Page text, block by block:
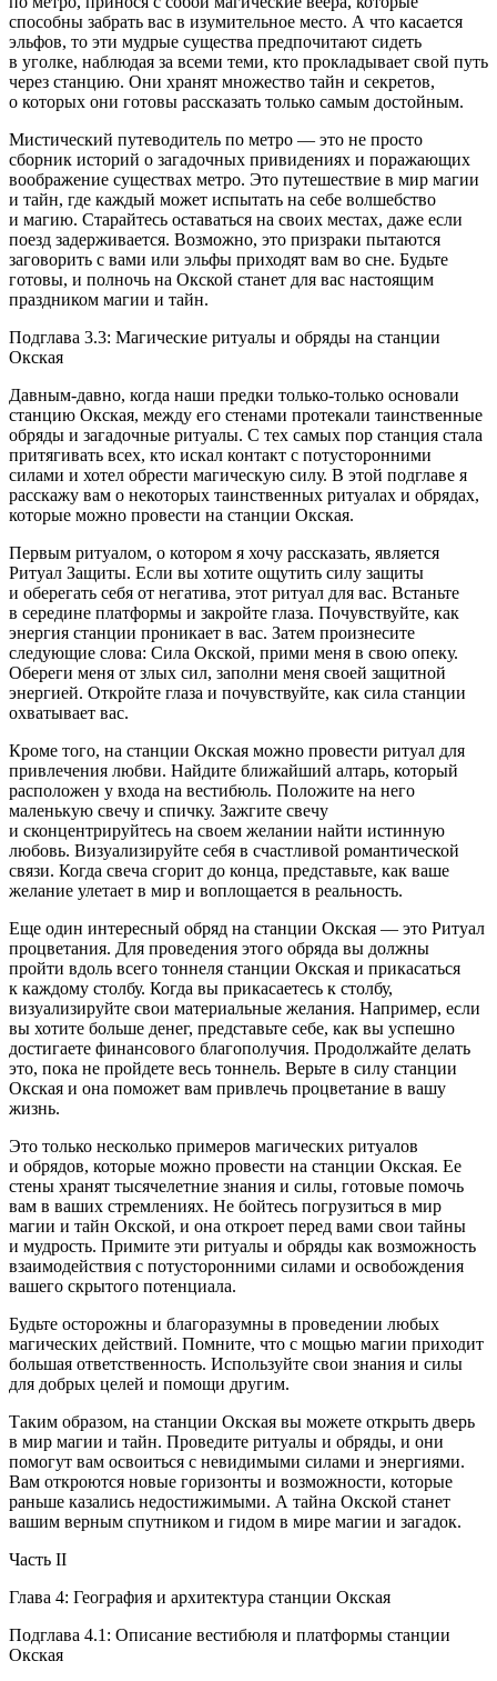
способны забрать вас в изумительное место. А что касается
эльфов, то эти мудрые существа предпочитают сидеть
в уголке, наблюдая за всеми теми, кто прокладывает свой путь
через станцию. Они хранят множество тайн и секретов,
о которых они готовы рассказать только самым достойным.
Мистический путеводитель по метро — это не просто
сборник историй о загадочных привидениях и поражающих
воображение существах метро. Это путешествие в мир магии
и тайн, где каждый может испытать на себе волшебство
и магию. Старайтесь оставаться на своих местах, даже если
поезд задерживается. Возможно, это призраки пытаются
заговорить с вами или эльфы приходят вам во сне. Будьте
готовы, и полночь на Окской станет для вас настоящим
праздником магии и тайн.
Подглава 3.3: Магические ритуалы и обряды на станции
Окская
Давным-давно, когда наши предки только-только основали
станцию Окская, между его стенами протекали таинственные
обряды и загадочные ритуалы. С тех самых пор станция стала
притягивать всех, кто искал контакт с потусторонними
силами и хотел обрести магическую силу. В этой подглаве я
расскажу вам о некоторых таинственных ритуалах и обрядах,
которые можно провести на станции Окская.
Первым ритуалом, о котором я хочу рассказать, является
Ритуал Защиты. Если вы хотите ощутить силу защиты
и оберегать себя от негатива, этот ритуал для вас. Встаньте
в середине платформы и закройте глаза. Почувствуйте, как
энергия станции проникает в вас. Затем произнесите
следующие слова: Сила Окской, прими меня в свою опеку.
Обереги меня от злых сил, заполни меня своей защитной
энергией. Откройте глаза и почувствуйте, как сила станции
охватывает вас.
Кроме того, на станции Окская можно провести ритуал для
привлечения любви. Найдите ближайший алтарь, который
расположен у входа на вестибюль. Положите на него
маленькую свечу и спичку. Зажгите свечу
и сконцентрируйтесь на своем желании найти истинную
любовь. Визуализируйте себя в счастливой романтической
связи. Когда свеча сгорит до конца, представьте, как ваше
желание улетает в мир и воплощается в реальность.
Еще один интересный обряд на станции Окская — это Ритуал
процветания. Для проведения этого обряда вы должны
пройти вдоль всего тоннеля станции Окская и прикасаться
к каждому столбу. Когда вы прикасаетесь к столбу,
визуализируйте свои материальные желания. Например, если
вы хотите больше денег, представьте себе, как вы успешно
достигаете финансового благополучия. Продолжайте делать
это, пока не пройдете весь тоннель. Верьте в силу станции
Окская и она поможет вам привлечь процветание в вашу
жизнь.
Это только несколько примеров магических ритуалов
и обрядов, которые можно провести на станции Окская. Ее
стены хранят тысячелетние знания и силы, готовые помочь
вам в ваших стремлениях. Не бойтесь погрузиться в мир
магии и тайн Окской, и она откроет перед вами свои тайны
и мудрость. Примите эти ритуалы и обряды как возможность
взаимодействия с потусторонними силами и освобождения
вашего скрытого потенциала.
Будьте осторожны и благоразумны в проведении любых
магических действий. Помните, что с мощью магии приходит
большая ответственность. Используйте свои знания и силы
для добрых целей и помощи другим.
Таким образом, на станции Окская вы можете открыть дверь
в мир магии и тайн. Проведите ритуалы и обряды, и они
помогут вам освоиться с невидимыми силами и энергиями.
Вам откроются новые горизонты и возможности, которые
раньше казались недостижимыми. А тайна Окской станет
вашим верным спутником и гидом в мире магии и загадок.
Часть II
Глава 4: География и архитектура станции Окская
Подглава 4.1: Описание вестибюля и платформы станции
Окская